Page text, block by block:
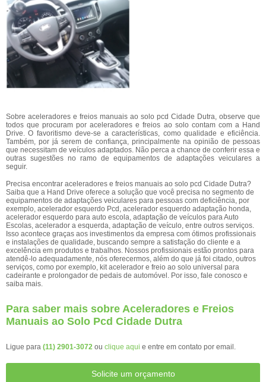
Sobre aceleradores e freios manuais ao solo pcd Cidade Dutra, observe que
todos que procuram por aceleradores e freios ao solo contam com a Hand
Drive. O favoritismo deve-se a características, como qualidade e eficiência.
Também, por já serem de confiança, principalmente na opinião de pessoas
que necessitam de veículos adaptados. Não perca a chance de conferir essa e
outras sugestões no ramo de equipamentos de adaptações veiculares a
seguir.
Precisa encontrar aceleradores e freios manuais ao solo pcd Cidade Dutra?
Saiba que a Hand Drive oferece a solução que você precisa no segmento de
equipamentos de adaptações veiculares para pessoas com deficiência, por
exemplo, acelerador esquerdo Pcd, acelerador esquerdo adaptação honda,
acelerador esquerdo para auto escola, adaptação de veículos para Auto
Escolas, acelerador a esquerda, adaptação de veículo, entre outros serviços.
Isso acontece graças aos investimentos da empresa com ótimos profissionais
e instalações de qualidade, buscando sempre a satisfação do cliente e a
excelência em produtos e trabalhos. Nossos profissionais estão prontos para
atendê-lo adequadamente, nós oferecermos, além do que já foi citado, outros
serviços, como por exemplo, kit acelerador e freio ao solo universal para
cadeirante e prolongador de pedais de automóvel. Por isso, fale conosco e
saiba mais.
Para saber mais sobre Aceleradores e Freios
Manuais ao Solo Pcd Cidade Dutra
Ligue para (11) 2901-3072 ou clique aqui e entre em contato por email.
Solicite um orçamento